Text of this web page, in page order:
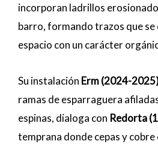
incorporan ladrillos
barro, formando trazos que se
espacio con un carácter
Su instalación Erm (2024-
ramas de esparraguera
espinas, dialoga con Redorta
temprana donde cepas y